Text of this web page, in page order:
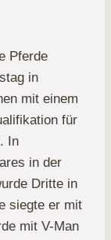
Pferde
in
mit einem
für
In
in der
Dritte in
siegte er mit
mit V-Man